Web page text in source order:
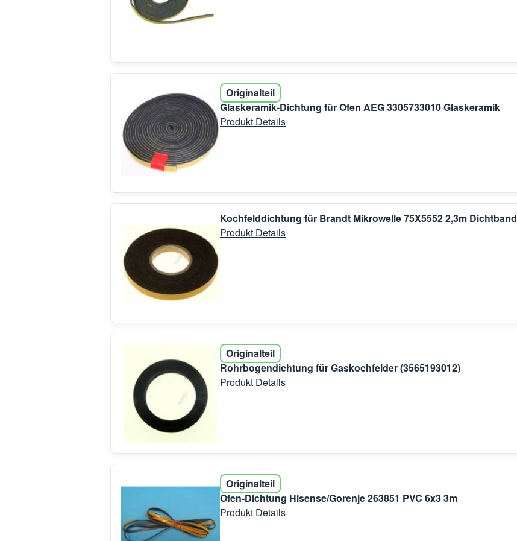
Originalteil
Glaskeramik-Dichtung für Ofen AEG 3305733010 Glaskeramik
Produkt Details
Kochfelddichtung für Brandt Mikrowelle 75X5552 2,3m Dichtband
Produkt Details
Originalteil
Rohrbogendichtung für Gaskochfelder (3565193012)
Produkt Details
Originalteil
Ofen-Dichtung Hisense/Gorenje 263851 PVC 6x3 3m
Produkt Details